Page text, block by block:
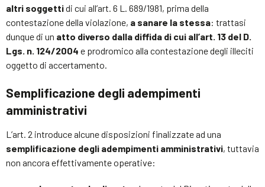
altri soggettidi cui all’art. 6 L. 689/1981, prima della
contestazione della violazione, a sanare la stessa: trattasi
dunque di un atto diverso dalla diffida di cui all’art. 13 del D.
Lgs. n. 124/2004 e prodromico alla contestazione degli illeciti
oggetto di accertamento.
Semplificazione degli adempimenti
amministrativi
L’art. 2 introduce alcune disposizioni finalizzate ad una
semplificazione degli adempimenti amministrativi, tuttavia
non ancora effettivamente operative: